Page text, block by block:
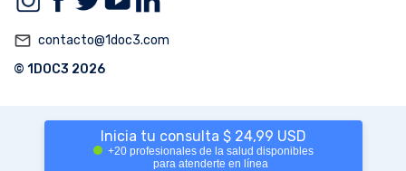
Inicia tu consulta $ 24,99 USD
+20 profesionales de la salud disponibles
para atenderte en línea
mail_outline contacto@1doc3.com
© 1DOC3 2026